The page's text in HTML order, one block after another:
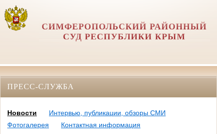
СИМФЕРОПОЛЬСКИЙ РАЙОННЫЙ
СУД РЕСПУБЛИКИ КРЫМ
ПРЕСС-СЛУЖБА
Новости
Интервью, публикации, обзоры СМИ
Фотогалерея
Контактная информация